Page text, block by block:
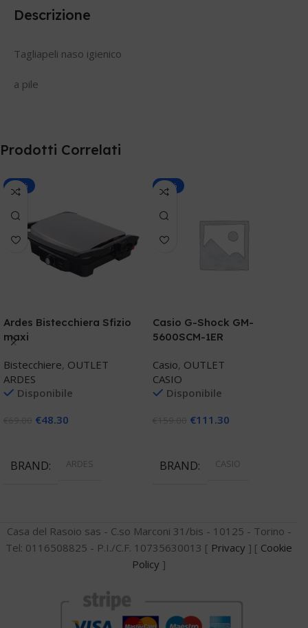
Descrizione
Tagliapeli naso igienico
a pile
Prodotti Correlati
-30%
Ardes Bistecchiera Sfizio
maxi
Bistecchiere, OUTLET
ARDES
Disponibile
€48.30
BRAND ARDES
-30%
Casio G-Shock GM-
5600SCM-1ER
Casio, OUTLET
CASIO
Disponibile
€111.30
BRAND CASIO
Casa del Rasoio sas - C.so Marconi 31/bis - 10125 - Torino -
Tel: 0116508825 - P.I./C.F. 10735630013 [ Privacy ] [ Cookie
Policy ]